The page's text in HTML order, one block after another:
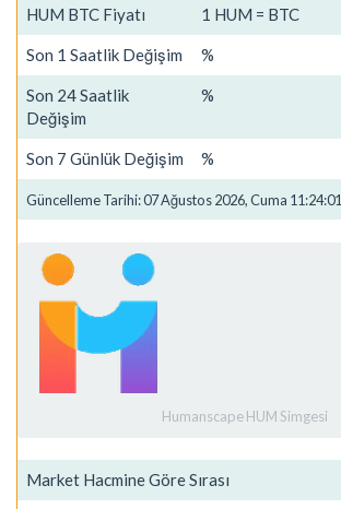
HUM BTC Fiyatı 1 HUM = BTC
Son 1 Saatlik Değişim %
Son 24 Saatlik
Değişim
%
Son 7 Günlük Değişim %
Güncelleme Tarihi: 07 Ağustos 2026, Cuma 11:24:01
Humanscape HUM Simgesi
Market Hacmine Göre Sırası